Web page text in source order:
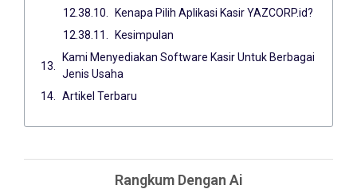
Kenapa Pilih Aplikasi Kasir YAZCORP.id?
Kesimpulan
Kami Menyediakan Software Kasir Untuk Berbagai
Jenis Usaha
Artikel Terbaru
Rangkum Dengan Ai